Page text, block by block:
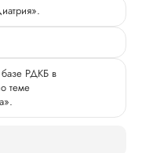
РДКБ в
теме